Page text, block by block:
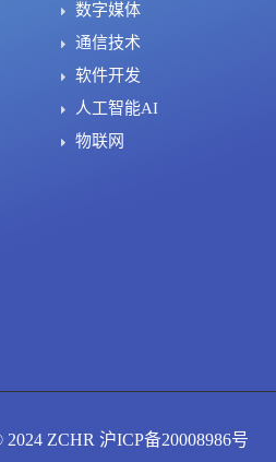
数字媒体
通信技术
软件开发
人工智能AI
物联网
2024 ZCHR 沪ICP备20008986号